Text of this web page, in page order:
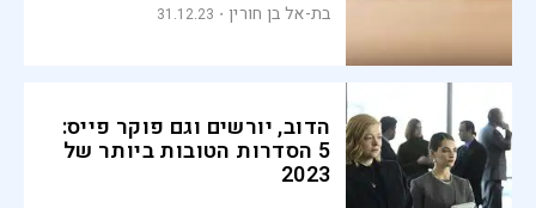
בת-אל בן חורין 31.12.23
הדוב, יורשים וגם פוקר פייס:
5 הסדרות הטובות ביותר של
2023